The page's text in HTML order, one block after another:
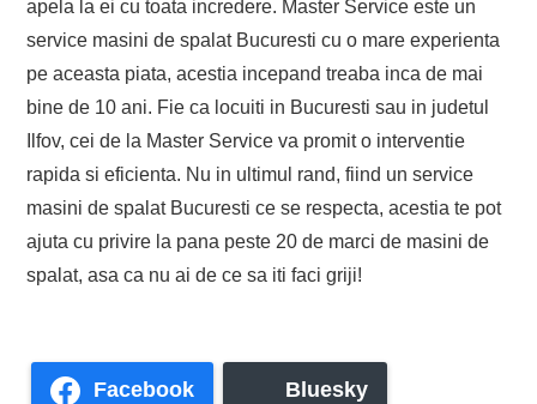
apela la ei cu toata incredere. Master Service este un
service masini de spalat Bucuresti cu o mare experienta
pe aceasta piata, acestia incepand treaba inca de mai
bine de 10 ani. Fie ca locuiti in Bucuresti sau in judetul
Ilfov, cei de la Master Service va promit o interventie
rapida si eficienta. Nu in ultimul rand, fiind un service
masini de spalat Bucuresti ce se respecta, acestia te pot
ajuta cu privire la pana peste 20 de marci de masini de
spalat, asa ca nu ai de ce sa iti faci griji!
Facebook Bluesky